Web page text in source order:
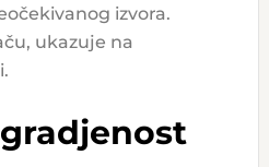
izvora.
ukazuje na